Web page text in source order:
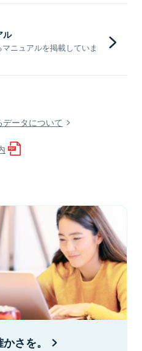
ル
ニュアルを掲載していま
ータについて
さを。